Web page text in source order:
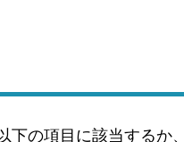
下の項目に該当するか